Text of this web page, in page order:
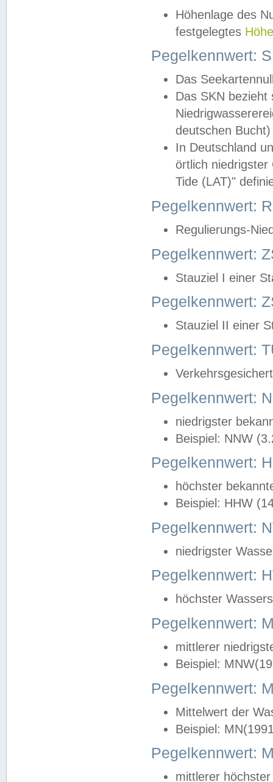
Höhenlage des
festgelegtes
Pegelkennwert:
Das
Das SKN
deutschen
In Deutschland
örtlich
Tide (LAT)"
Pegelkennwert:
Regulierungs-
Pegelkennwert:
Stauziel I einer
Pegelkennwert:
Stauziel II einer
Pegelkennwert:
Pegelkennwert:
niedrigster
Beispiel: NNW
Pegelkennwert:
höchster
Beispiel: HHW
Pegelkennwert:
niedrigster
Pegelkennwert:
höchster
Pegelkennwert:
mittlerer
Beispiel:
Pegelkennwert:
Mittelwert der
Beispiel:
Pegelkennwert:
mittlerer